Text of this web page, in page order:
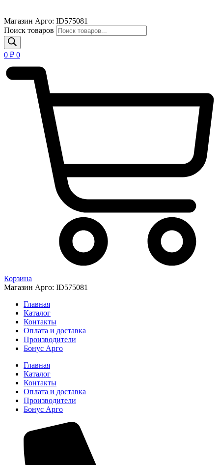
Магазин Арго: ID575081
Поиск товаров
0 ₽ 0
Корзина
Магазин Арго: ID575081
Главная
Каталог
Контакты
Оплата и доставка
Производители
Бонус Арго
Главная
Каталог
Контакты
Оплата и доставка
Производители
Бонус Арго